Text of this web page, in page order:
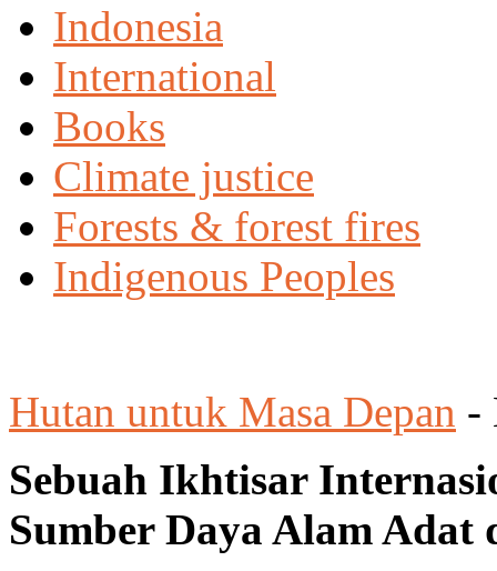
Indonesia
International
Books
Climate justice
Forests & forest fires
Indigenous Peoples
Hutan untuk Masa Depan -
Sebuah Ikhtisar
Sumber Daya Alam Adat